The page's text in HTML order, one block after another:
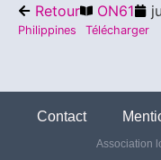
Retour ON61
Philippines Télécharger
Association
Contact